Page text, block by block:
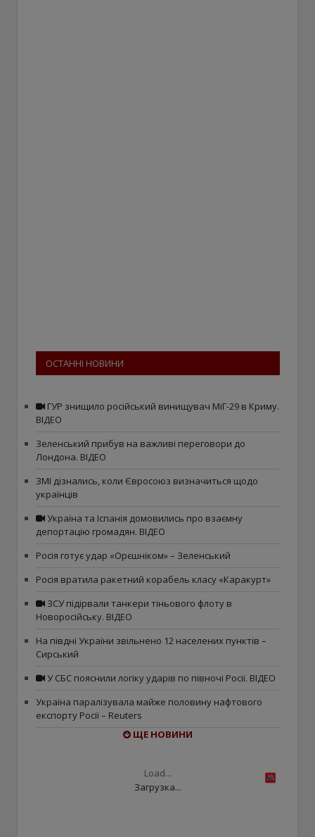
ОСТАННІ НОВИНИ
ГУР знищило російський винищувач МіГ-29 в Криму.
ВІДЕО
Зеленський прибув на важливі переговори до
Лондона. ВІДЕО
ЗМІ дізнались, коли Євросоюз визначиться щодо
українців
Україна та Іспанія домовились про взаємну
депортацію громадян. ВІДЕО
Росія готує удар «Орєшніком» – Зеленський
Росія вратила ракетний корабель класу «Каракурт»
ЗСУ підірвали танкери тіньового флоту в
Новоросійську. ВІДЕО
На півдні України звільнено 12 населених пунктів –
Сирський
У СБС пояснили логіку ударів по півночі Росії. ВІДЕО
Україна паралізувала майже половину нафтового
експорту Росії – Reuters
ЩЕ НОВИНИ
Load...
Загрузка...